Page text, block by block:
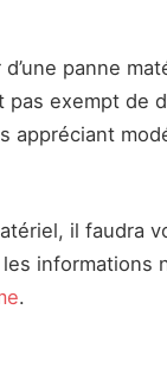
panne
exempt de
appréciant
il faudra
informations
.